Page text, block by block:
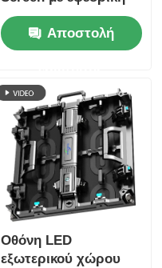
ισχύ για ενοικίαση
σκηνής και
εκδηλώσεων
Αποστολή
Οθόνη LED
εξωτερικού χώρου